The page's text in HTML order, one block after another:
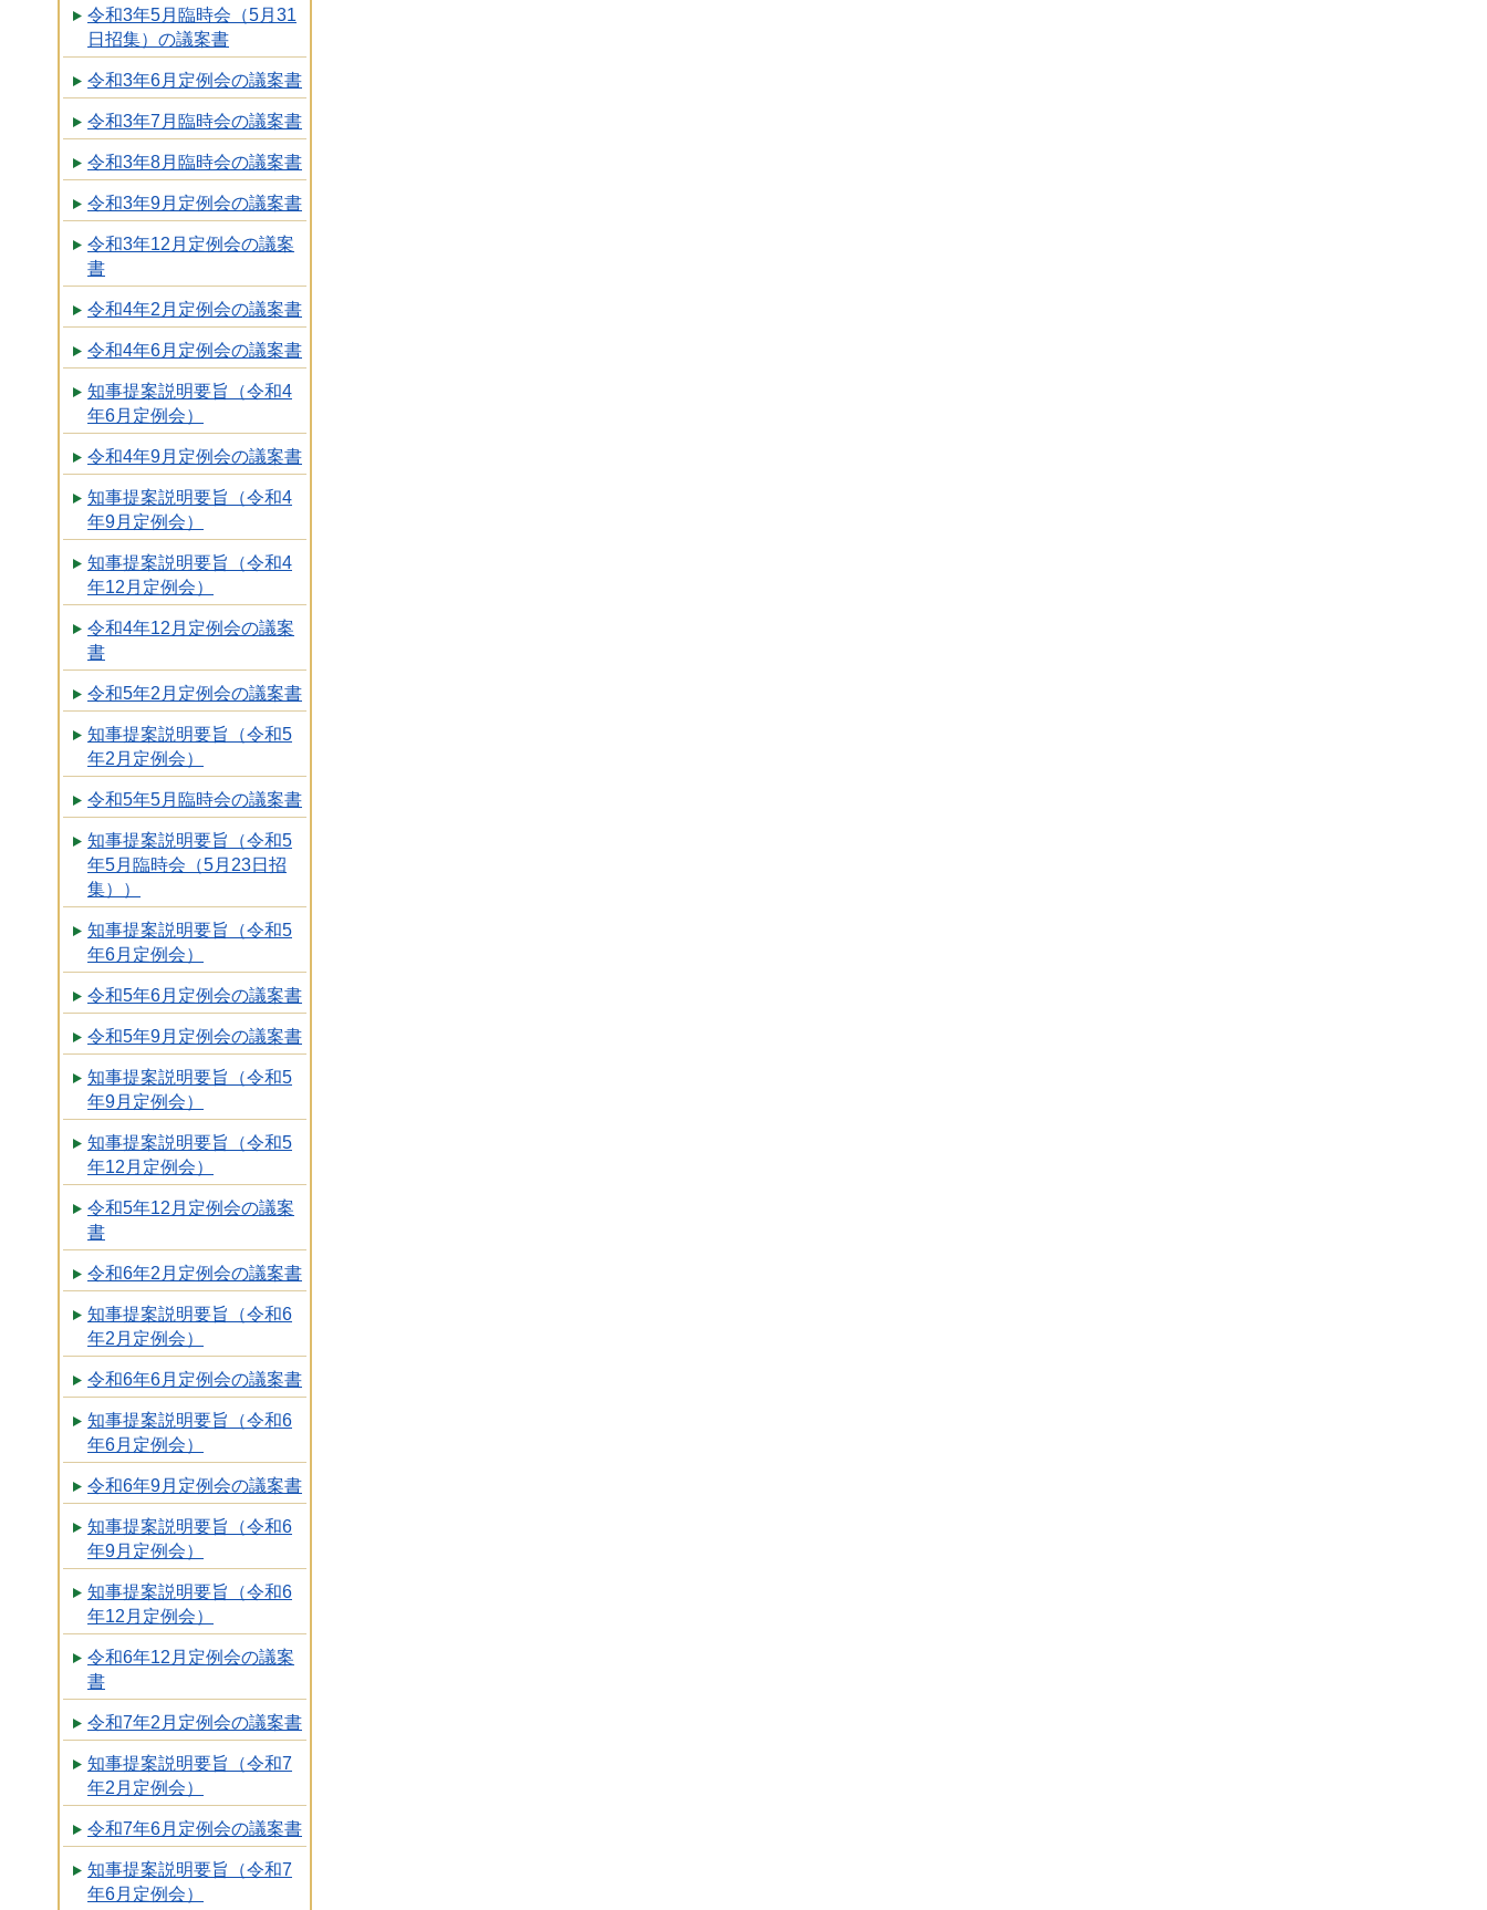
令和3年5月臨時会（5月31
日招集）の議案書
令和3年6月定例会の議案書
令和3年7月臨時会の議案書
令和3年8月臨時会の議案書
令和3年9月定例会の議案書
令和3年12月定例会の議案
書
令和4年2月定例会の議案書
令和4年6月定例会の議案書
知事提案説明要旨（令和4
年6月定例会）
令和4年9月定例会の議案書
知事提案説明要旨（令和4
年9月定例会）
知事提案説明要旨（令和4
年12月定例会）
令和4年12月定例会の議案
書
令和5年2月定例会の議案書
知事提案説明要旨（令和5
年2月定例会）
令和5年5月臨時会の議案書
知事提案説明要旨（令和5
年5月臨時会（5月23日招
集））
知事提案説明要旨（令和5
年6月定例会）
令和5年6月定例会の議案書
令和5年9月定例会の議案書
知事提案説明要旨（令和5
年9月定例会）
知事提案説明要旨（令和5
年12月定例会）
令和5年12月定例会の議案
書
令和6年2月定例会の議案書
知事提案説明要旨（令和6
年2月定例会）
令和6年6月定例会の議案書
知事提案説明要旨（令和6
年6月定例会）
令和6年9月定例会の議案書
知事提案説明要旨（令和6
年9月定例会）
知事提案説明要旨（令和6
年12月定例会）
令和6年12月定例会の議案
書
令和7年2月定例会の議案書
知事提案説明要旨（令和7
年2月定例会）
令和7年6月定例会の議案書
知事提案説明要旨（令和7
年6月定例会）